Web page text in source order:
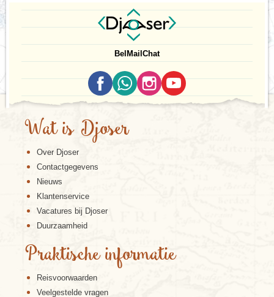
BelMailChat
Wat is Djoser
Over Djoser
Contactgegevens
Nieuws
Klantenservice
Vacatures bij Djoser
Duurzaamheid
Praktische informatie
Reisvoorwaarden
Veelgestelde vragen